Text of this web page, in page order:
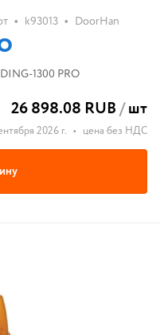
• k93013 • DoorHan
1300 PRO
26 898.08 RUB/шт
2026 г. • цена без НДС